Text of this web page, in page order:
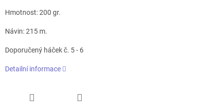
Hmotnost: 200 gr.
Návin: 215 m.
Doporučený háček č. 5 - 6
Detailní informace